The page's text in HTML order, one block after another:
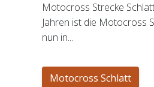
Motocross Strecke
Jahren ist die Motocross
nun in...
Motocross Schlatt